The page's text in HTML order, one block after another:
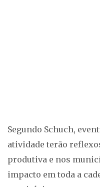
Segundo Schuch,
atividade terão
produtiva e nos
impacto em toda a